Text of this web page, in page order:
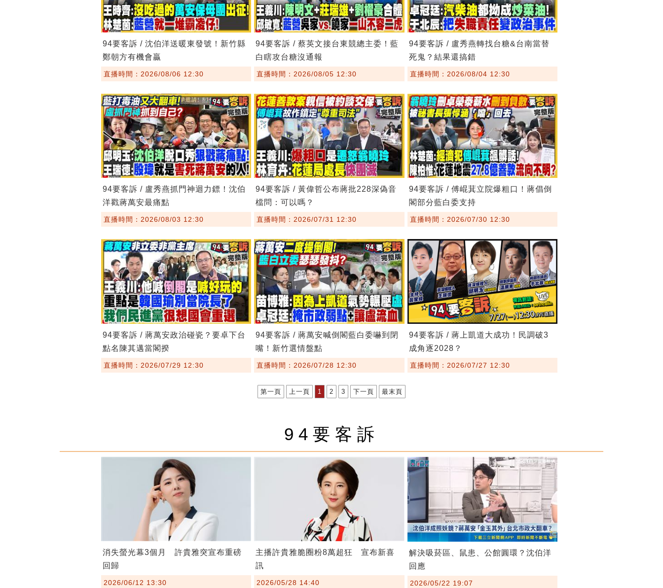
94要客訴 / 沈伯洋送暖東發號！新竹縣
鄭朝方有機會贏
直播時間：2026/08/06 12:30
94要客訴 / 蔡英文接台東競總主委！藍
白瞎攻台糖沒通報
直播時間：2026/08/05 12:30
94要客訴 / 盧秀燕轉找台糖&台南當替
死鬼？結果還搞錯
直播時間：2026/08/04 12:30
94要客訴 / 盧秀燕抓門神迴力鏢！沈伯
洋戳蔣萬安最痛點
直播時間：2026/08/03 12:30
94要客訴 / 黃偉哲公布蔣批228深偽音
檔問：可以嗎？
直播時間：2026/07/31 12:30
94要客訴 / 傅崐萁立院爆粗口！蔣倡倒
閣部分藍白委支持
直播時間：2026/07/30 12:30
94要客訴 / 蔣萬安政治碰瓷？要卓下台
點名陳其邁當閣揆
直播時間：2026/07/29 12:30
94要客訴 / 蔣萬安喊倒閣藍白委嚇到閉
嘴！新竹選情盤點
直播時間：2026/07/28 12:30
94要客訴 / 蔣上凱道大成功！民調破3
成角逐2028？
直播時間：2026/07/27 12:30
第一頁 上一頁 1 2 3 下一頁 最末頁
94要客訴
消失螢光幕3個月 許貴雅突宣布重磅
回歸
2026/06/12 13:30
主播許貴雅脆圈粉8萬超狂 宣布新喜
訊
2026/05/28 14:40
解決吸菸區、鼠患、公館圓環？沈伯洋
回應
2026/05/22 19:07